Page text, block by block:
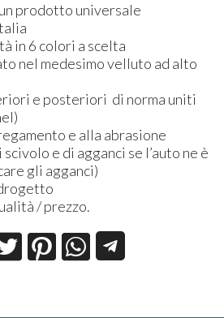
prodotto universale
in 6 colori a scelta
nel medesimo velluto ad alto
e posteriori di norma uniti
e alla abrasione
e di agganci se l’auto ne è
gli agganci)
/ prezzo.